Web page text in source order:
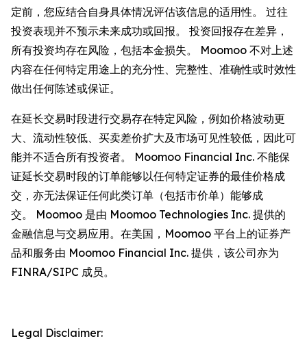
定前，您应结合自身具体情况评估该信息的适用性。 过往
投资表现并不预示未来成功或回报。 投资回报存在差异，
所有投资均存在风险，包括本金损失。 Moomoo 不对上述
内容在任何特定用途上的充分性、完整性、准确性或时效性
做出任何陈述或保证。
在延长交易时段进行交易存在特定风险，例如价格波动更
大、流动性较低、买卖差价扩大及市场可见性较低，因此可
能并不适合所有投资者。 Moomoo Financial Inc. 不能保
证延长交易时段的订单能够以任何特定证券的最佳价格成
交，亦无法保证任何此类订单（包括市价单）能够成
交。 Moomoo 是由 Moomoo Technologies Inc. 提供的
金融信息与交易应用。在美国，Moomoo 平台上的证券产
品和服务由 Moomoo Financial Inc. 提供，该公司亦为
FINRA/SIPC 成员。
Legal Disclaimer: